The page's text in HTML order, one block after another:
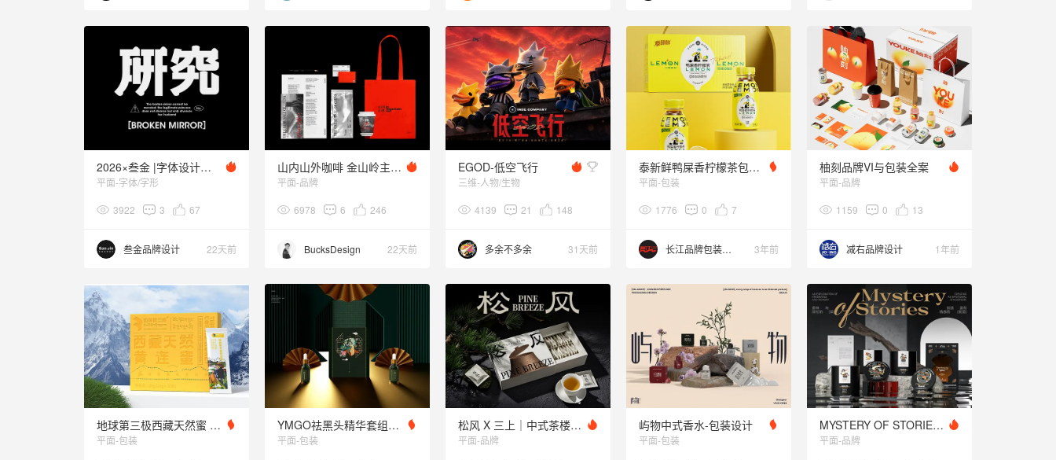
2026×叁金 |字体设计（5）
平面-字体/字形
3922 3 67
叁金品牌设计 22天前
山内山外咖啡 金山岭主题 ｜品牌设计｜北京
平面-品牌
6978 6 246
BucksDesign 22天前
EGOD-低空飞行
三维-人物/生物
4139 21 148
多余不多余 31天前
泰新鲜鸭屎香柠檬茶包装设计
平面-包装
1776 0 7
长江品牌包装设计 3年前
柚刻品牌VI与包装全案
平面-品牌
1159 0 13
减右品牌设计 1年前
地球第三极西藏天然蜜 X 甲古文创意 | 给生活加点甜！
平面-包装
YMGO祛黑头精华套组护肤品包装设计（中式&简奢）
平面-包装
松风 X 三上｜中式茶楼品牌全案设计/Logo设计
平面-品牌
屿物中式香水-包装设计
平面-包装
MYSTERY OF STORIES物语之谜 - 品牌包装设计
平面-品牌